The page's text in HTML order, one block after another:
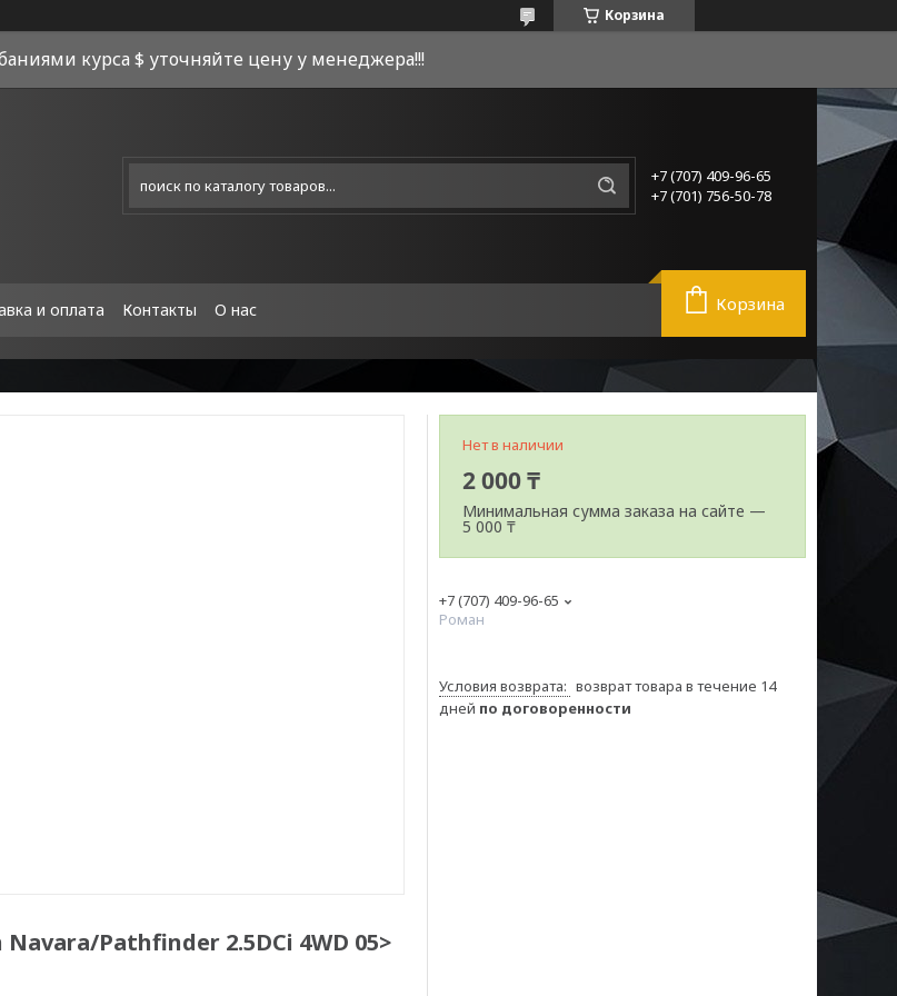
Корзина
курса $ уточняйте цену у менеджера!!!
+7 (707) 409-96-65
+7 (701) 756-50-78
и оплата Контакты О нас Корзина
Navara/Pathfinder 2.5DCi 4WD 05>
Нет в наличии
2 000 ₸
Минимальная сумма заказа на сайте —
5 000 ₸
+7 (707) 409-96-65
Роман
возврат товара в течение 14
дней по договоренности